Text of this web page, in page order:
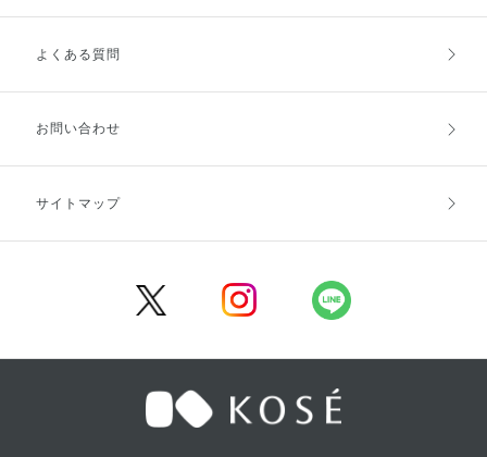
ご利用ガイドトップ
お支払方法
キャンセル・返品・交換
よくある質問
お問い合わせ
サイトマップ